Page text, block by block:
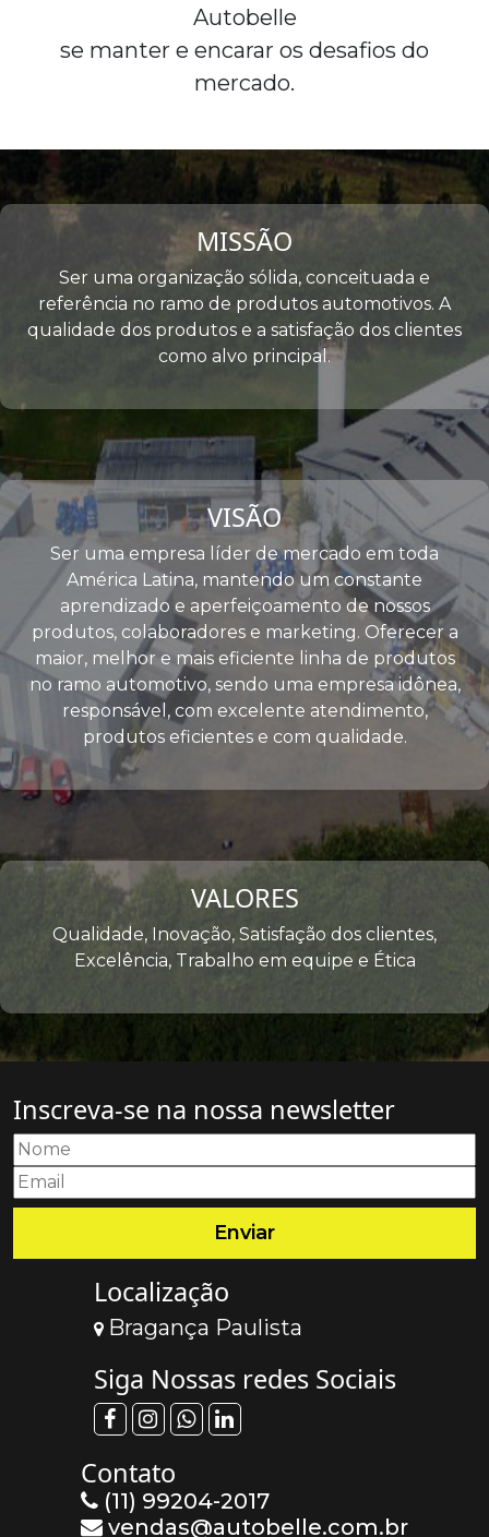
Autobelle
se manter e encarar os desafios do
mercado.
MISSÃO
Ser uma organização sólida, conceituada e
referência no ramo de produtos automotivos. A
qualidade dos produtos e a satisfação dos clientes
como alvo principal.
VISÃO
Ser uma empresa líder de mercado em toda
América Latina, mantendo um constante
aprendizado e aperfeiçoamento de nossos
produtos, colaboradores e marketing. Oferecer a
maior, melhor e mais eficiente linha de produtos
no ramo automotivo, sendo uma empresa idônea,
responsável, com excelente atendimento,
produtos eficientes e com qualidade.
VALORES
Qualidade, Inovação, Satisfação dos clientes,
Excelência, Trabalho em equipe e Ética
Inscreva-se na nossa newsletter
Localização
Bragança Paulista
Siga Nossas redes Sociais
Contato
(11) 99204-2017
vendas@autobelle.com.br